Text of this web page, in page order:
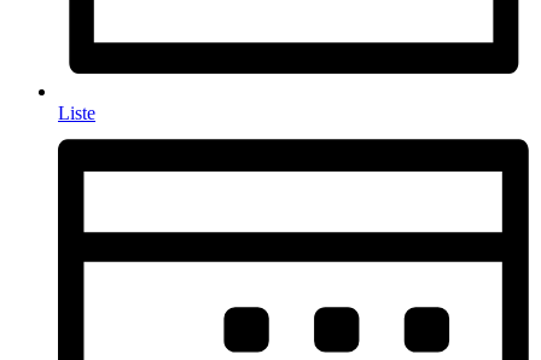
Liste